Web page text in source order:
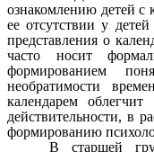
ознакомлению детей с
ее отсутствии у
представления о
часто носит
формированием
необратимости
календарем
действительности, в
формированию
В старшей